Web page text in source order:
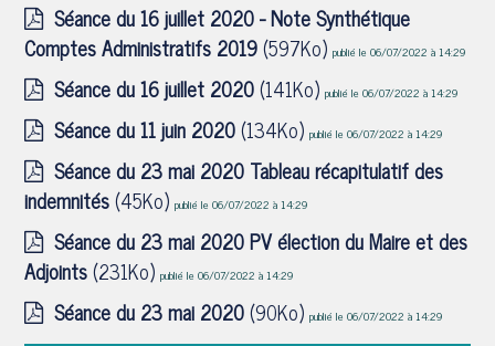
Séance du 16 juillet 2020 - Note Synthétique
Comptes Administratifs 2019(597Ko)publié le 06/07/2022 à 14:29
Séance du 16 juillet 2020(141Ko)publié le 06/07/2022 à 14:29
Séance du 11 juin 2020(134Ko)publié le 06/07/2022 à 14:29
Séance du 23 mai 2020 Tableau récapitulatif des
indemnités(45Ko)publié le 06/07/2022 à 14:29
Séance du 23 mai 2020 PV élection du Maire et des
Adjoints(231Ko)publié le 06/07/2022 à 14:29
Séance du 23 mai 2020(90Ko)publié le 06/07/2022 à 14:29